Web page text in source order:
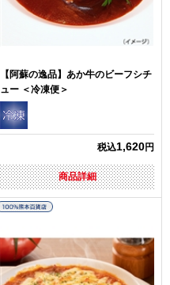
【阿蘇の逸品】あか牛のビーフシチ
ュー ＜冷凍便＞
税込1,620円
商品詳細